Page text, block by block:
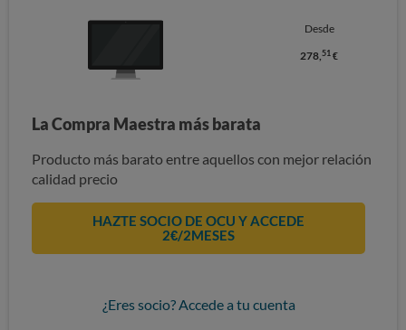
Desde
278,51 €
La Compra Maestra más barata
Producto más barato entre aquellos con mejor relación
calidad precio
HAZTE SOCIO DE OCU Y ACCEDE
2€/2MESES
¿Eres socio? Accede a tu cuenta